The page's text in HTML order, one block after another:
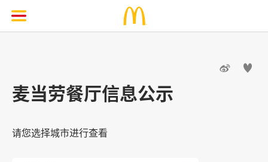
 
麦当劳餐厅信息公示
请您选择城市进行查看